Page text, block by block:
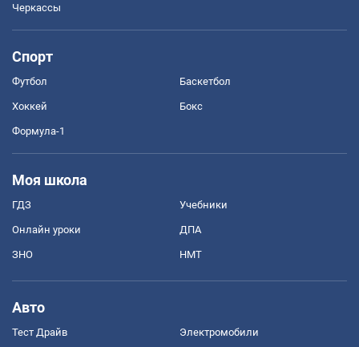
Черкассы
Спорт
Футбол Баскетбол
Хоккей Бокс
Формула-1
Моя школа
ГДЗ Учебники
Онлайн уроки ДПА
ЗНО НМТ
Авто
Тест Драйв Электромобили